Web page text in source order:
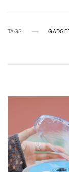
TAGS